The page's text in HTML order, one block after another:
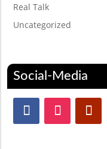
Real Talk
Uncategorized
Social-Media